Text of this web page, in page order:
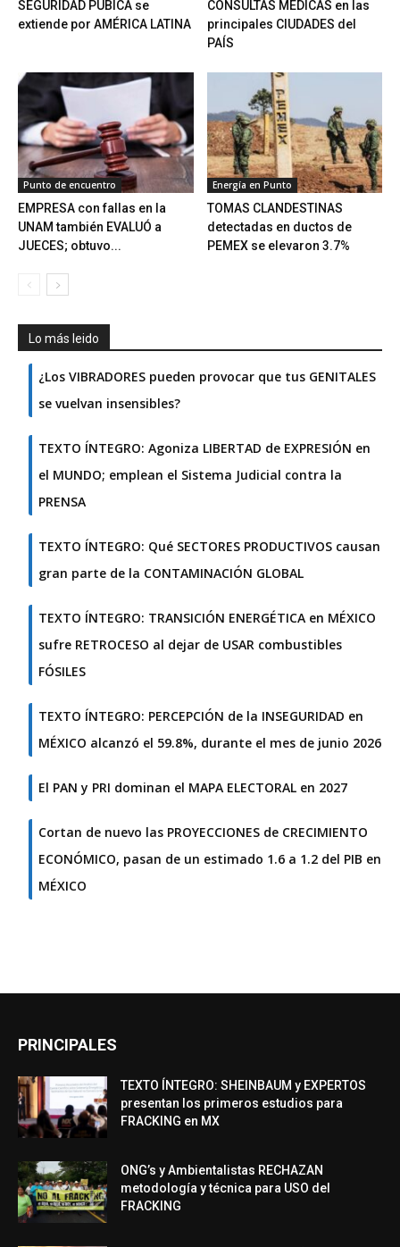
SEGURIDAD PÚBICA se
extiende por AMÉRICA LATINA
CONSULTAS MÉDICAS en las
principales CIUDADES del
PAÍS
Punto de encuentro
EMPRESA con fallas en la
UNAM también EVALUÓ a
JUECES; obtuvo...
Energía en Punto
TOMAS CLANDESTINAS
detectadas en ductos de
PEMEX se elevaron 3.7%
Lo más leido
¿Los VIBRADORES pueden provocar que tus GENITALES
se vuelvan insensibles?
TEXTO ÍNTEGRO: Agoniza LIBERTAD de EXPRESIÓN en
el MUNDO; emplean el Sistema Judicial contra la
PRENSA
TEXTO ÍNTEGRO: Qué SECTORES PRODUCTIVOS causan
gran parte de la CONTAMINACIÓN GLOBAL
TEXTO ÍNTEGRO: TRANSICIÓN ENERGÉTICA en MÉXICO
sufre RETROCESO al dejar de USAR combustibles
FÓSILES
TEXTO ÍNTEGRO: PERCEPCIÓN de la INSEGURIDAD en
MÉXICO alcanzó el 59.8%, durante el mes de junio 2026
El PAN y PRI dominan el MAPA ELECTORAL en 2027
Cortan de nuevo las PROYECCIONES de CRECIMIENTO
ECONÓMICO, pasan de un estimado 1.6 a 1.2 del PIB en
MÉXICO
PRINCIPALES
TEXTO ÍNTEGRO: SHEINBAUM y EXPERTOS
presentan los primeros estudios para
FRACKING en MX
ONG’s y Ambientalistas RECHAZAN
metodología y técnica para USO del
FRACKING